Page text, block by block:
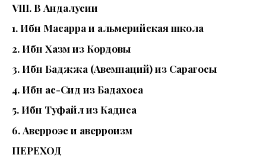
VIII. В Андалусии
1. Ибн Масарра и альмерийская школа
2. Ибн Хазм из Кордовы
3. Ибн Баджжа (Авемпаций) из Сарагосы
4. Ибн ас-Сид из Бадахоса
5. Ибн Туфайл из Кадиса
6. Аверроэс и аверроизм
ПЕРЕХОД